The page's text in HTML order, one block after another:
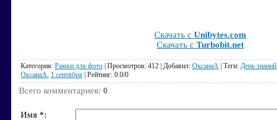
Скачать с Unibytes.com
Скачать с Turbobit.net
Категория: Рамки для фото | Просмотров: 412 | Добавил: ОксанаА | Теги: День знаний
ОксанаА 1 сентября | Рейтинг: 0.0/0
Всего комментариев: 0
Имя *: